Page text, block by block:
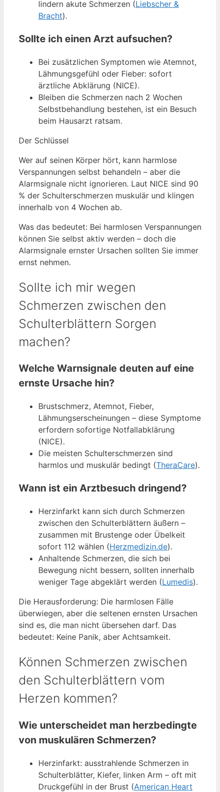
lindern akute Schmerzen (Liebscher &
Bracht).
Sollte ich einen Arzt aufsuchen?
Bei zusätzlichen Symptomen wie Atemnot,
Lähmungsgefühl oder Fieber: sofort
ärztliche Abklärung (NICE).
Bleiben die Schmerzen nach 2 Wochen
Selbstbehandlung bestehen, ist ein Besuch
beim Hausarzt ratsam.
Der Schlüssel
Wer auf seinen Körper hört, kann harmlose
Verspannungen selbst behandeln – aber die
Alarmsignale nicht ignorieren. Laut NICE sind 90
% der Schulterschmerzen muskulär und klingen
innerhalb von 4 Wochen ab.
Was das bedeutet: Bei harmlosen Verspannungen
können Sie selbst aktiv werden – doch die
Alarmsignale ernster Ursachen sollten Sie immer
ernst nehmen.
Sollte ich mir wegen
Schmerzen zwischen den
Schulterblättern Sorgen
machen?
Welche Warnsignale deuten auf eine
ernste Ursache hin?
Brustschmerz, Atemnot, Fieber,
Lähmungserscheinungen – diese Symptome
erfordern sofortige Notfallabklärung
(NICE).
Die meisten Schulterschmerzen sind
harmlos und muskulär bedingt (TheraCare).
Wann ist ein Arztbesuch dringend?
Herzinfarkt kann sich durch Schmerzen
zwischen den Schulterblättern äußern –
zusammen mit Brustenge oder Übelkeit
sofort 112 wählen (Herzmedizin.de).
Anhaltende Schmerzen, die sich bei
Bewegung nicht bessern, sollten innerhalb
weniger Tage abgeklärt werden (Lumedis).
Die Herausforderung: Die harmlosen Fälle
überwiegen, aber die seltenen ernsten Ursachen
sind es, die man nicht übersehen darf. Das
bedeutet: Keine Panik, aber Achtsamkeit.
Können Schmerzen zwischen
den Schulterblättern vom
Herzen kommen?
Wie unterscheidet man herzbedingte
von muskulären Schmerzen?
Herzinfarkt: ausstrahlende Schmerzen in
Schulterblätter, Kiefer, linken Arm – oft mit
Druckgefühl in der Brust (American Heart